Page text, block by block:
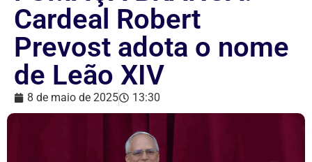
Cardeal Robert
Prevost adota o nome
de Leão XIV
8 de maio de 2025 13:30